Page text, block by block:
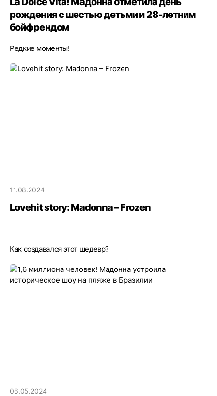
рождения с шестью детьми и 28-летним
бойфрендом
Редкие моменты!
11.08.2024
Lovehit story: Madonna – Frozen
Как создавался этот шедевр?
06.05.2024